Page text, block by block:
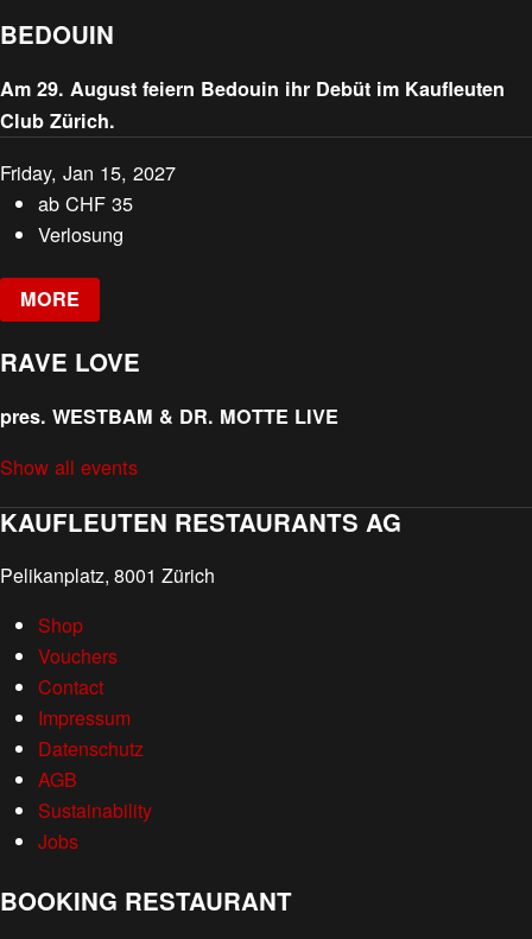
BEDOUIN
Am 29. August feiern Bedouin ihr Debüt im Kaufleuten
Club Zürich.
Friday, Jan 15, 2027
abCHF 35
Verlosung
MORE
RAVE LOVE
pres. WESTBAM & DR. MOTTE LIVE
Show all events
KAUFLEUTEN RESTAURANTS AG
Pelikanplatz, 8001 Zürich
Shop
Vouchers
Contact
Impressum
Datenschutz
AGB
Sustainability
Jobs
BOOKING RESTAURANT